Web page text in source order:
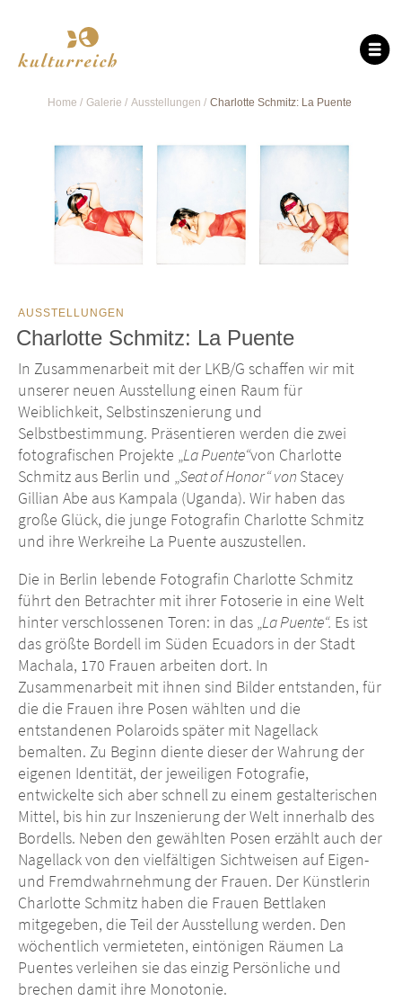
Home Galerie Ausstellungen Charlotte Schmitz: La Puente
AUSSTELLUNGEN
Charlotte Schmitz: La Puente
In Zusammenarbeit mit der LKB/G schaffen wir mit
unserer neuen Ausstellung einen Raum für
Weiblichkeit, Selbstinszenierung und
Selbstbestimmung. Präsentieren werden die zwei
fotografischen Projekte „La Puente“von Charlotte
Schmitz aus Berlin und „Seat of Honor“ von Stacey
Gillian Abe aus Kampala (Uganda). Wir haben das
große Glück, die junge Fotografin Charlotte Schmitz
und ihre Werkreihe La Puente auszustellen.
Die in Berlin lebende Fotografin Charlotte Schmitz
führt den Betrachter mit ihrer Fotoserie in eine Welt
hinter verschlossenen Toren: in das „La Puente“. Es ist
das größte Bordell im Süden Ecuadors in der Stadt
Machala, 170 Frauen arbeiten dort. In
Zusammenarbeit mit ihnen sind Bilder entstanden, für
die die Frauen ihre Posen wählten und die
entstandenen Polaroids später mit Nagellack
bemalten. Zu Beginn diente dieser der Wahrung der
eigenen Identität, der jeweiligen Fotografie,
entwickelte sich aber schnell zu einem gestalterischen
Mittel, bis hin zur Inszenierung der Welt innerhalb des
Bordells. Neben den gewählten Posen erzählt auch der
Nagellack von den vielfältigen Sichtweisen auf Eigen-
und Fremdwahrnehmung der Frauen. Der Künstlerin
Charlotte Schmitz haben die Frauen Bettlaken
mitgegeben, die Teil der Ausstellung werden. Den
wöchentlich vermieteten, eintönigen Räumen La
Puentes verleihen sie das einzig Persönliche und
brechen damit ihre Monotonie.